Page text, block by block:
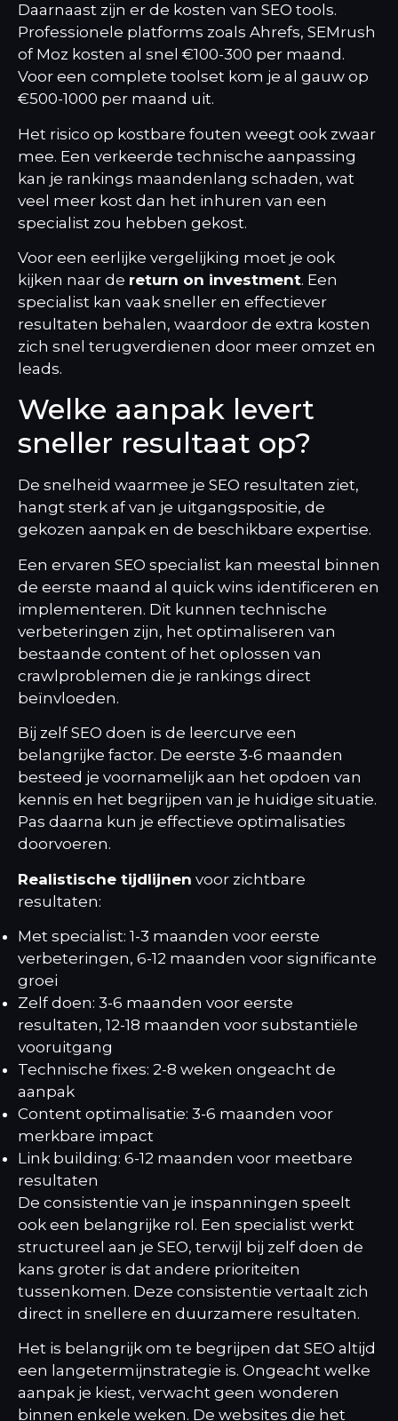
Daarnaast zijn er de kosten van SEO tools.
Professionele platforms zoals Ahrefs, SEMrush
of Moz kosten al snel €100-300 per maand.
Voor een complete toolset kom je al gauw op
€500-1000 per maand uit.
Het risico op kostbare fouten weegt ook zwaar
mee. Een verkeerde technische aanpassing
kan je rankings maandenlang schaden, wat
veel meer kost dan het inhuren van een
specialist zou hebben gekost.
Voor een eerlijke vergelijking moet je ook
kijken naar de return on investment. Een
specialist kan vaak sneller en effectiever
resultaten behalen, waardoor de extra kosten
zich snel terugverdienen door meer omzet en
leads.
Welke aanpak levert
sneller resultaat op?
De snelheid waarmee je SEO resultaten ziet,
hangt sterk af van je uitgangspositie, de
gekozen aanpak en de beschikbare expertise.
Een ervaren SEO specialist kan meestal binnen
de eerste maand al quick wins identificeren en
implementeren. Dit kunnen technische
verbeteringen zijn, het optimaliseren van
bestaande content of het oplossen van
crawlproblemen die je rankings direct
beïnvloeden.
Bij zelf SEO doen is de leercurve een
belangrijke factor. De eerste 3-6 maanden
besteed je voornamelijk aan het opdoen van
kennis en het begrijpen van je huidige situatie.
Pas daarna kun je effectieve optimalisaties
doorvoeren.
Realistische tijdlijnen voor zichtbare
resultaten:
Met specialist: 1-3 maanden voor eerste
verbeteringen, 6-12 maanden voor significante
groei
Zelf doen: 3-6 maanden voor eerste
resultaten, 12-18 maanden voor substantiële
vooruitgang
Technische fixes: 2-8 weken ongeacht de
aanpak
Content optimalisatie: 3-6 maanden voor
merkbare impact
Link building: 6-12 maanden voor meetbare
resultaten
De consistentie van je inspanningen speelt
ook een belangrijke rol. Een specialist werkt
structureel aan je SEO, terwijl bij zelf doen de
kans groter is dat andere prioriteiten
tussenkomen. Deze consistentie vertaalt zich
direct in snellere en duurzamere resultaten.
Het is belangrijk om te begrijpen dat SEO altijd
een langetermijnstrategie is. Ongeacht welke
aanpak je kiest, verwacht geen wonderen
binnen enkele weken. De websites die het